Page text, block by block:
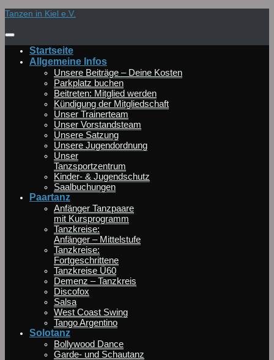
Zum
springen
Tanzen in Kiel e.V.
Startseite
Allgemeine Infos
Unsere Beiträge – Deine Kosten
Parkplatz buchen
Beitreten: Mitglied werden
Kündigung der Mitgliedschaft
Unser Trainerteam
Unser Vorstandsteam
Unsere Satzung
Unsere Jugendordnung
Unser
Tanzsportzentrum
Kinder- & Jugendschutz
Saalbuchungen
Paartanz
Anfänger Tanzpaare
mit Kursprogramm
Tanzkreise:
Anfänger – Mittelstufe
Tanzkreise:
Fortgeschrittene
Tanzkreise Ü60
Demenz – Tanzkreis
Discofox
Salsa
West Coast Swing
Tango Argentino
Solotanz
Bollywood Dance
Garde- und Schautanz